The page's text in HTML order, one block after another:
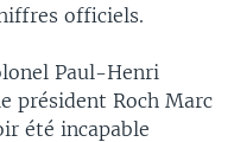
officiels.
Paul-Henri
président Roch Marc
été incapable